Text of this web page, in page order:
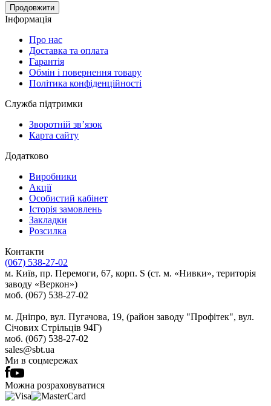
Продовжити
Інформація
Про нас
Доставка та оплата
Гарантія
Обмін і повернення товару
Політика конфіденційності
Служба підтримки
Зворотній зв’язок
Карта сайту
Додатково
Виробники
Акції
Особистий кабінет
Історія замовлень
Закладки
Розсилка
Контакти
(067) 538-27-02
м. Київ, пр. Перемоги, 67, корп. S (ст. м. «Нивки», територія
заводу «Веркон»)
моб. (067) 538-27-02
м. Дніпро, вул. Пугачова, 19, (район заводу "Профітек", вул.
Січових Стрільців 94Г)
моб. (067) 538-27-02
sales@sbt.ua
Ми в соцмережах
Можна розраховуватися